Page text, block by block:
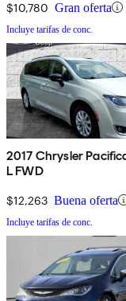
$10,780 Gran oferta
Incluye tarifas de conc.
2017 Chrysler
L FWD
$12,263 Buena oferta
Incluye tarifas de conc.